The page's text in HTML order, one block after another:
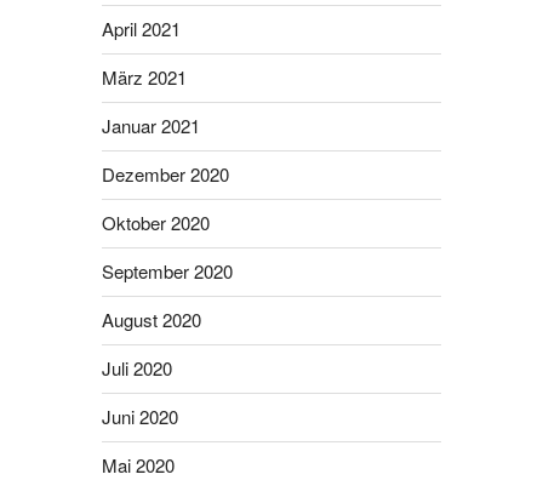
April 2021
März 2021
Januar 2021
Dezember 2020
Oktober 2020
September 2020
August 2020
Juli 2020
Juni 2020
Mai 2020